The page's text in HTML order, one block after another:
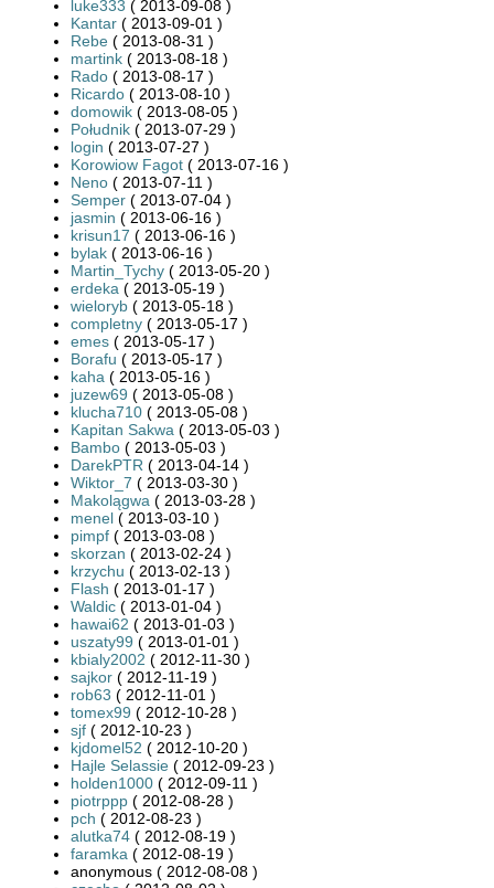
luke333 ( 2013-09-08 )
Kantar ( 2013-09-01 )
Rebe ( 2013-08-31 )
martink ( 2013-08-18 )
Rado ( 2013-08-17 )
Ricardo ( 2013-08-10 )
domowik ( 2013-08-05 )
Południk ( 2013-07-29 )
login ( 2013-07-27 )
Korowiow Fagot ( 2013-07-16 )
Neno ( 2013-07-11 )
Semper ( 2013-07-04 )
jasmin ( 2013-06-16 )
krisun17 ( 2013-06-16 )
bylak ( 2013-06-16 )
Martin_Tychy ( 2013-05-20 )
erdeka ( 2013-05-19 )
wieloryb ( 2013-05-18 )
completny ( 2013-05-17 )
emes ( 2013-05-17 )
Borafu ( 2013-05-17 )
kaha ( 2013-05-16 )
juzew69 ( 2013-05-08 )
klucha710 ( 2013-05-08 )
Kapitan Sakwa ( 2013-05-03 )
Bambo ( 2013-05-03 )
DarekPTR ( 2013-04-14 )
Wiktor_7 ( 2013-03-30 )
Makolągwa ( 2013-03-28 )
menel ( 2013-03-10 )
pimpf ( 2013-03-08 )
skorzan ( 2013-02-24 )
krzychu ( 2013-02-13 )
Flash ( 2013-01-17 )
Waldic ( 2013-01-04 )
hawai62 ( 2013-01-03 )
uszaty99 ( 2013-01-01 )
kbialy2002 ( 2012-11-30 )
sajkor ( 2012-11-19 )
rob63 ( 2012-11-01 )
tomex99 ( 2012-10-28 )
sjf ( 2012-10-23 )
kjdomel52 ( 2012-10-20 )
Hajle Selassie ( 2012-09-23 )
holden1000 ( 2012-09-11 )
piotrppp ( 2012-08-28 )
pch ( 2012-08-23 )
alutka74 ( 2012-08-19 )
faramka ( 2012-08-19 )
anonymous ( 2012-08-08 )